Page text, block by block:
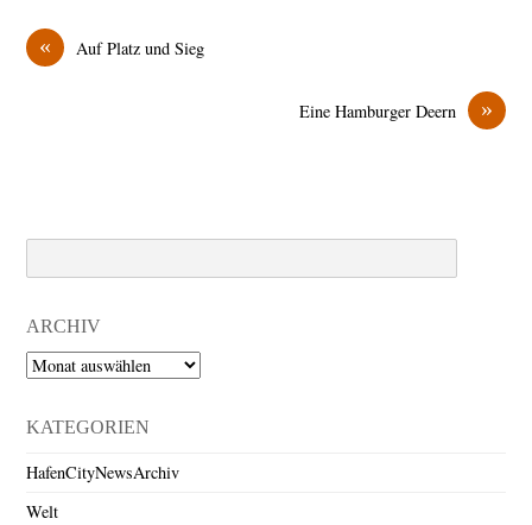
« Auf Platz und Sieg
»
Eine Hamburger Deern
ARCHIV
Archiv
KATEGORIEN
HafenCityNewsArchiv
Welt